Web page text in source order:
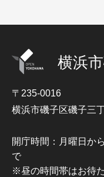
横浜
〒235-0016
横浜市磯子区磯子三
開庁時間：月曜日か
で
※昼の時間帯はお待